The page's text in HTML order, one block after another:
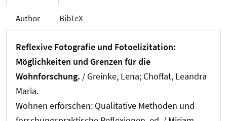
Author BibTeX
Reflexive Fotografie und Fotoelizitation:
Möglichkeiten und Grenzen für die
Wohnforschung. / Greinke, Lena; Choffat, Leandra
Maria.
Wohnen erforschen: Qualitative Methoden und